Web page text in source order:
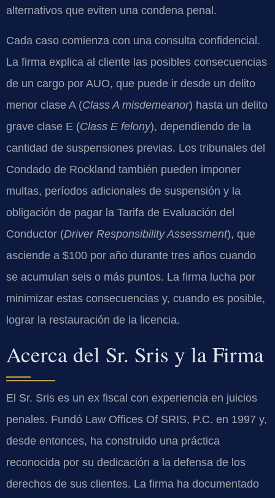
alternativos que eviten una condena penal.
Cada caso comienza con una consulta confidencial.
La firma explica al cliente las posibles consecuencias
de un cargo por AUO, que puede ir desde un delito
menor clase A (Class A misdemeanor) hasta un delito
grave clase E (Class E felony), dependiendo de la
cantidad de suspensiones previas. Los tribunales del
Condado de Rockland también pueden imponer
multas, períodos adicionales de suspensión y la
obligación de pagar la Tarifa de Evaluación del
Conductor (Driver Responsibility Assessment), que
asciende a $100 por año durante tres años cuando
se acumulan seis o más puntos. La firma lucha por
minimizar estas consecuencias y, cuando es posible,
lograr la restauración de la licencia.
Acerca del Sr. Sris y la Firma
El Sr. Sris es un ex fiscal con experiencia en juicios
penales. Fundó Law Offices Of SRIS, P.C. en 1997 y,
desde entonces, ha construido una práctica
reconocida por su dedicación a la defensa de los
derechos de sus clientes. La firma ha documentado